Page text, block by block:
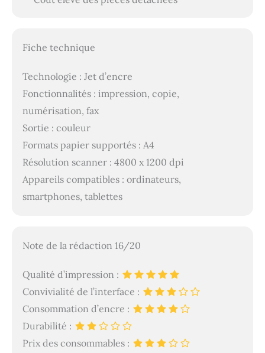
Fiche technique
Technologie : Jet d’encre
Fonctionnalités : impression, copie,
numérisation, fax
Sortie : couleur
Formats papier supportés : A4
Résolution scanner : 4800 x 1200 dpi
Appareils compatibles : ordinateurs,
smartphones, tablettes
Note de la rédaction 16/20
Qualité d’impression :
Convivialité de l’interface :
Consommation d’encre :
Durabilité :
Prix des consommables :